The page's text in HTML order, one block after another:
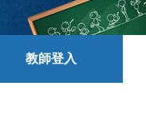
教師登入